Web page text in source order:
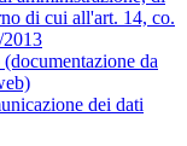
di cui all'art. 14, co.
2013
da
dei dati